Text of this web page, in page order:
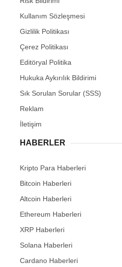
Kullanım Sözleşmesi
Gizlilik Politikası
Çerez Politikası
Editöryal Politika
Hukuka Aykırılık Bildirimi
Sık Sorulan Sorular (SSS)
Reklam
İletişim
HABERLER
Kripto Para Haberleri
Bitcoin Haberleri
Altcoin Haberleri
Ethereum Haberleri
XRP Haberleri
Solana Haberleri
Cardano Haberleri